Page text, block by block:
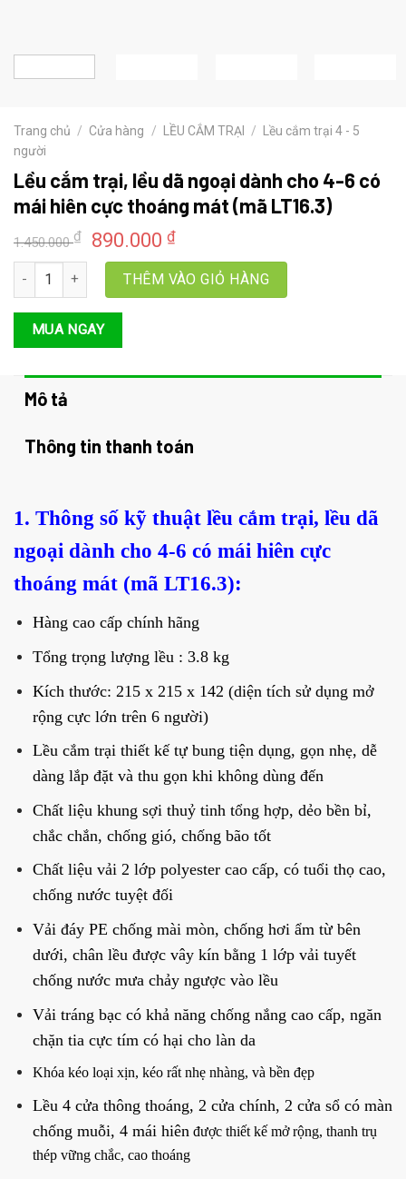
Trang chủ / Cửa hàng / LỀU CẮM TRẠI /
Lều cắm trại 4 - 5
người
Lều cắm trại, lều dã ngoại dành cho 4-6 có
mái hiên cực thoáng mát (mã LT16.3)
1.450.000₫
Giá
gốc
1.450.000 ₫.
890.000 ₫Giá
hiện
tại
là:
Lều cắm trại, lều dã ngoại dành cho 4-6 có mái hiên cực thoáng
THÊM VÀO GIỎ HÀNG
MUA NGAY
Mô tả
Thông tin thanh toán
1. Thông số kỹ thuật lều cắm trại, lều dã
ngoại dành cho 4-6 có mái hiên cực
thoáng mát (mã LT16.3):
Hàng cao cấp chính hãng
Tổng trọng lượng lều : 3.8 kg
Kích thước: 215 x 215 x 142 (diện tích sử dụng mở
rộng cực lớn trên 6 người)
Lều cắm trại thiết kế tự bung tiện dụng, gọn nhẹ, dễ
dàng lắp đặt và thu gọn khi không dùng đến
Chất liệu khung sợi thuỷ tinh tổng hợp, dẻo bền bỉ,
chắc chắn, chống gió, chống bão tốt
Chất liệu vải 2 lớp polyester cao cấp, có tuổi thọ cao,
chống nước tuyệt đối
Vải đáy PE chống mài mòn, chống hơi ẩm từ bên
dưới, chân lều được vây kín bằng 1 lớp vải tuyết
chống nước mưa chảy ngược vào lều
Vải tráng bạc có khả năng chống nắng cao cấp, ngăn
chặn tia cực tím có hại cho làn da
Khóa kéo loại xịn, kéo rất nhẹ nhàng, và bền đẹp
Lều 4 cửa thông thoáng, 2 cửa chính, 2 cửa sổ có màn
chống muỗi, 4 mái hiên được thiết kế mở rộng, thanh trụ
thép vững chắc, cao thoáng